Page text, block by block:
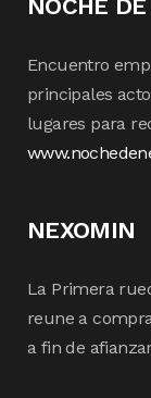
NOCHE
Encuentro
principales
lugares para
NEXOMIN
La Primera
reune a
a fin de